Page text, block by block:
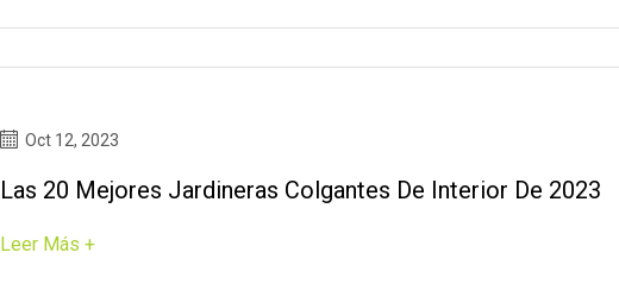
Oct 12, 2023
Las 20 Mejores Jardineras Colgantes De Interior De 2023
Leer Más +